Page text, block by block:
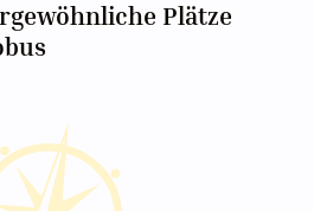
Plätze